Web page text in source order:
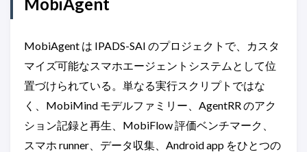
MobiAgent は IPADS-SAI のプロジェクトで、カスタ
マイズ可能なスマホエージェントシステムとして位
置づけられている。単なる実行スクリプトではな
く、MobiMind モデルファミリー、AgentRR のアク
ション記録と再生、MobiFlow 評価ベンチマーク、
スマホ runner、データ収集、Android app をひとつの